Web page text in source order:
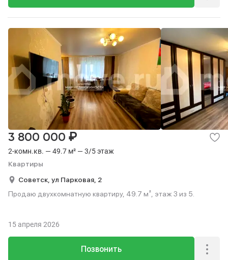
2-комн.кв. — 49.7 м² — 3/5 этаж
Квартиры
3 800 000 ₽
Советск, ул Парковая, 2
Продаю двухкомнатную квартиру, 49.7 м², этаж 3 из 5.
Позвонить
15 апреля 2026